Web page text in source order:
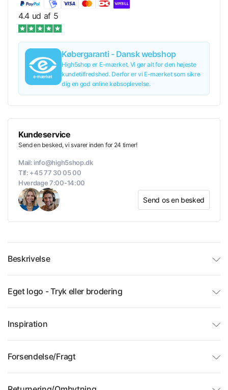
4.4 ud af 5
Købergaranti - Dansk webshop
High5shop er E-mærket. Vi gør alt for den højeste
kundetilfredshed. Derfor er vi E-mærket som sikre
dig en god online købsoplevelse.
Kundeservice
Send en besked, vi svarer inden for 24 timer!
Mail: info@high5shop.dk
Tlf: +45 77 30 05 00
Hverdage 7:00-14:00
Send os en besked
Beskrivelse
Eget logo - Tryk eller brodering
Inspiration
Forsendelse/Fragt